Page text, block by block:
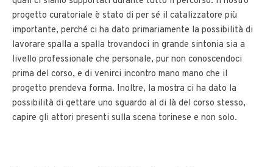
progetto curatoriale è stato di per sé il catalizzatore più
importante, perché ci ha dato primariamente la possibilità di
lavorare spalla a spalla trovandoci in grande sintonia sia a
livello professionale che personale, pur non conoscendoci
prima del corso, e di venirci incontro mano mano che il
progetto prendeva forma. Inoltre, la mostra ci ha dato la
possibilità di gettare uno sguardo al di là del corso stesso,
capire gli attori presenti sulla scena torinese e non solo.